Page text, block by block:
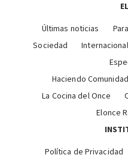
Últimas noticias
Sociedad
Haciendo Comunidad
La Cocina del Once
Elonce
Política de Privacidad